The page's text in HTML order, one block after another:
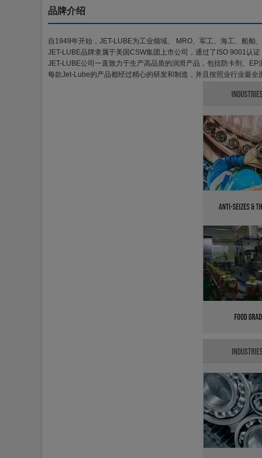
品牌介绍
自1949年开始，JET-LUBE为工业领域、 MRO、军工、海工、船舶
JET-LUBE品牌隶属于美国CSW集团上市公司，通过了ISO 9001认
JET-LUBE公司一直致力于生产高品质的润滑产品，包括防卡剂、
每款Jet-Lube的产品都经过精心的研发和制造，并且按照业行业最